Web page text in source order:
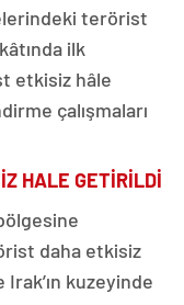
terörist
ilk
etkisiz hâle
çalışmaları
HALE GETİRİLDİ
daha etkisiz
kuzeyinde